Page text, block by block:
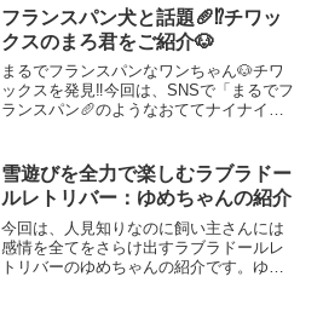
18日年齢：現在1歳お散歩キャンセル界
隈！？持ち帰られ...
フランスパン犬と話題🥖⁉️チワッ
クスのまろ君をご紹介🐶
まるでフランスパンなワンちゃん🐶チワ
ックスを発見‼️今回は、SNSで「まるでフ
ランスパン🥖のようなおててナイナイ姿
ワックス：まろ君のプロフィールお名
前：まろ君犬種：チワ...
雪遊びを全力で楽しむラブラドー
ルレトリバー：ゆめちゃんの紹介
今回は、人見知りなのに飼い主さんには
感情を全てをさらけ出すラブラドールレ
トリバーのゆめちゃんの紹介です。ゆめ